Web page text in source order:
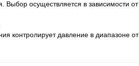
Выбор осуществляется в зависимости
контролирует давление в диапазоне